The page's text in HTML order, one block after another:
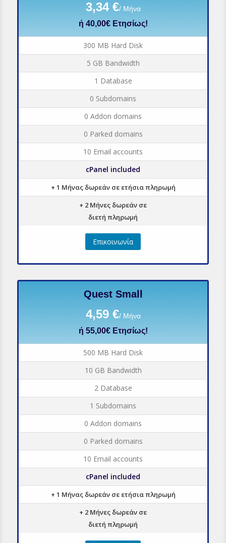
3,34 €/ Μήνα
ή 40,00€ Ετησίως!
300 MB Hard Disk
5 GB Bandwidth
1 Database
0 Subdomains
0 Addon domains
0 Parked domains
10 Email accounts
cPanel included
+ 1 Μήνας δωρεάν σε ετήσια πληρωμή
+ 2 Μήνες δωρεάν σε
διετή πληρωμή
Επικοινωνία
Quest Small
4,59 €/ Μήνα
ή 55,00€ Ετησίως!
500 MB Hard Disk
10 GB Bandwidth
2 Database
1 Subdomains
0 Addon domains
0 Parked domains
10 Email accounts
cPanel included
+ 1 Μήνας δωρεάν σε ετήσια πληρωμή
+ 2 Μήνες δωρεάν σε
διετή πληρωμή